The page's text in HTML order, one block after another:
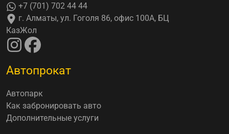
+7 (701) 702 44 44
г. Алматы, ул. Гоголя 86, офис 100А, БЦ
КазЖол
Автопрокат
Автопарк
Как забронировать авто
Дополнительные услуги